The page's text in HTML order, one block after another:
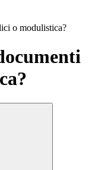
o modulistica?